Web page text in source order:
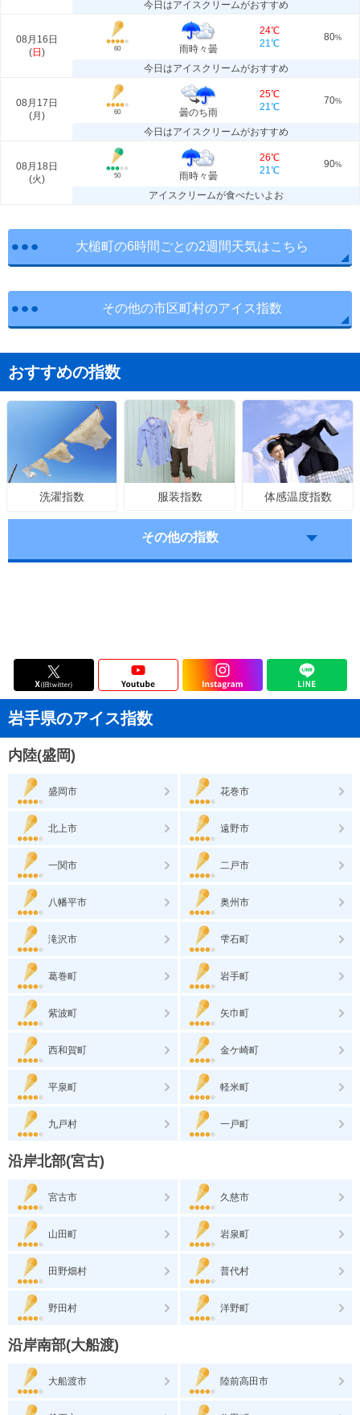
今日はアイスクリームがおすすめ
08月16日
(日 ) 60 雨時々曇
24℃
21℃
80%
今日はアイスクリームがおすすめ
08月17日
(月 ) 60 曇のち雨
25℃
21℃
70%
今日はアイスクリームがおすすめ
08月18日
(火) 50 雨時々曇
26℃
21℃
90%
アイスクリームが食べたいよお
大槌町の6時間ごとの2週間天気はこちら
その他の市区町村のアイス指数
おすすめの指数
洗濯指数 服装指数 体感温度指数
その他の指数
岩手県のアイス指数
内陸(盛岡)
盛岡市 花巻市
北上市 遠野市
一関市 二戸市
八幡平市 奥州市
滝沢市 雫石町
葛巻町 岩手町
紫波町 矢巾町
西和賀町 金ケ崎町
平泉町 軽米町
九戸村 一戸町
沿岸北部(宮古)
宮古市 久慈市
山田町 岩泉町
田野畑村 普代村
野田村 洋野町
沿岸南部(大船渡)
大船渡市 陸前高田市